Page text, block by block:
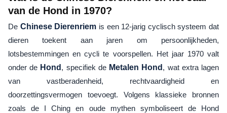
van de Hond in 1970?
De Chinese Dierenriem is een 12-jarig cyclisch systeem dat
dieren toekent aan jaren om persoonlijkheden,
lotsbestemmingen en cycli te voorspellen. Het jaar 1970 valt
onder de Hond , specifiek de Metalen Hond , wat extra lagen
van vastberadenheid, rechtvaardigheid en
doorzettingsvermogen toevoegt. Volgens klassieke bronnen
zoals de I Ching en oude mythen symboliseert de Hond